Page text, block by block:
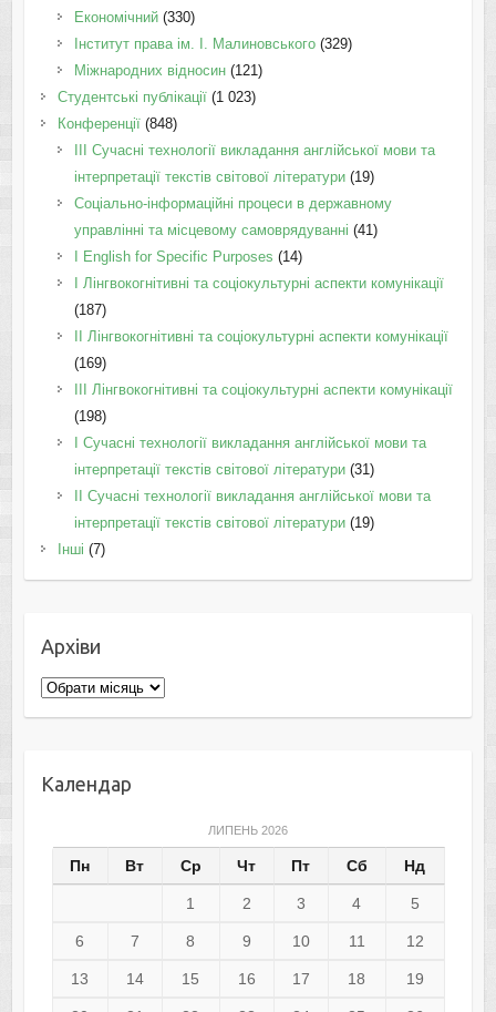
Економічний(330)
Інститут права ім. І. Малиновського(329)
Міжнародних відносин(121)
Студентські публікації(1 023)
Конференції(848)
III Сучасні технології викладання англійської мови та
інтерпретації текстів світової літератури(19)
Соціально-інформаційні процеси в державному
управлінні та місцевому самоврядуванні (41)
І English for Specific Purposes (14)
I Лінгвокогнітивні та соціокультурні аспекти комунікації
(187)
IІ Лінгвокогнітивні та соціокультурні аспекти комунікації
(169)
IІI Лінгвокогнітивні та соціокультурні аспекти комунікації
(198)
I Cучасні технології викладання англійської мови та
інтерпретації текстів світової літератури(31)
II Cучасні технології викладання англійської мови та
інтерпретації текстів світової літератури(19)
Інші (7)
Архіви
Архіви
Календар
ЛИПЕНЬ 2026
Пн Вт Ср Чт Пт Сб Нд
1 2 3 4 5
6 7 8 9 10 11 12
13 14 15 16 17 18 19